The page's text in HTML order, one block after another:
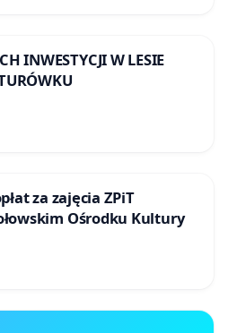
INWESTYCJI W LESIE
za zajęcia ZPiT
Ośrodku Kultury